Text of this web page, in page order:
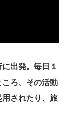
出発。毎日１
ろ、その活動
されたり、旅